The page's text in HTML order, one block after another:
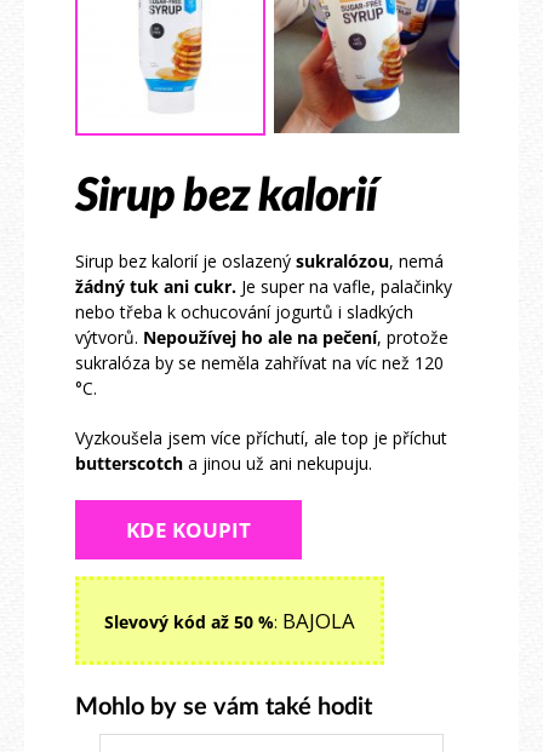
Sirup bez kalorií
Sirup bez kalorií je oslazený sukralózou, nemá
žádný tuk ani cukr. Je super na vafle, palačinky
nebo třeba k ochucování jogurtů i sladkých
výtvorů. Nepoužívej ho ale na pečení, protože
sukralóza by se neměla zahřívat na víc než 120
°C.
Vyzkoušela jsem více příchutí, ale top je příchut
butterscotch a jinou už ani nekupuju.
KDE KOUPIT
Slevový kód až 50 %: BAJOLA
Mohlo by se vám také hodit